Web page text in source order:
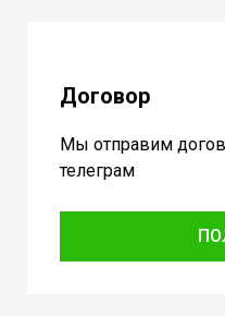
Договор
Мы отправим
телеграм